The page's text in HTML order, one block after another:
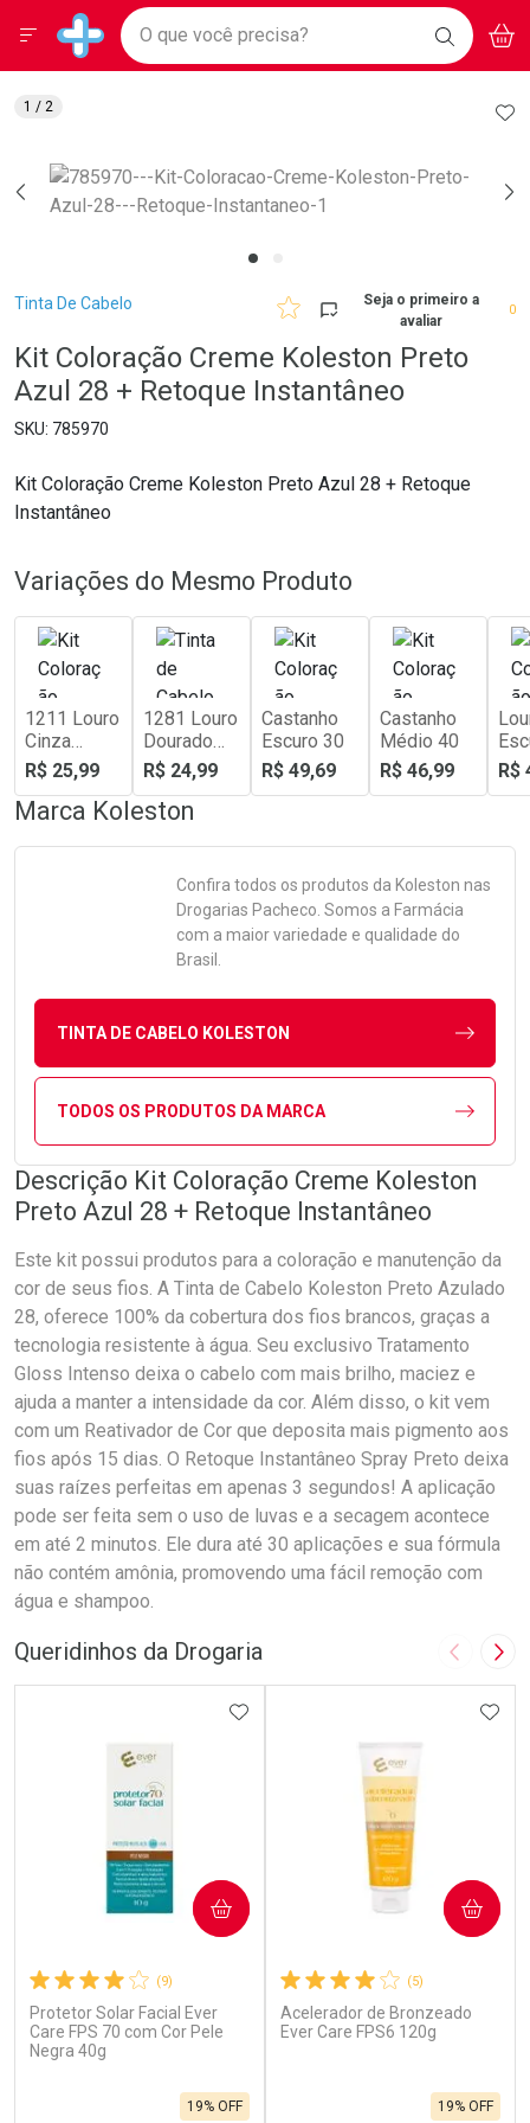
Drogarias Pacheco
Baixe nosso APP e aproveite Ofertas Exclusivas!
BAIXE
O APP
Ir direto para a home
pela página
Ir direto para o conteúdo
Ir direto para a busca
Ir direto para a conta
Ir direto para a notificações
Ir direto para o carrinho
Ir direto para o menu
Faça a sua busca
O que você precisa? BUSCAR
Menu
Breadcrumb
Tinta De Cabelo
Seja o primeiro a
avaliar
0
Kit Coloração Creme Koleston Preto
Azul 28 + Retoque Instantâneo
785970
Kit Coloração Creme Koleston Preto Azul 28 + Retoque
Instantâneo
1 / 2
Variações do Mesmo Produto
1211 Louro
Cinza
Intenso
R$ 25,99
1281 Louro
Dourado
Intenso
R$ 24,99
Castanho
Escuro 30
R$ 49,69
Castanho
Médio 40
R$ 46,99
R$
Marca Koleston
Confira todos os produtos da Koleston nas
Drogarias Pacheco. Somos a Farmácia
com a maior variedade e qualidade do
Brasil.
TINTA DE CABELO KOLESTON
TODOS OS PRODUTOS DA MARCA
Descrição Kit Coloração Creme Koleston
Preto Azul 28 + Retoque Instantâneo
Este kit possui produtos para a coloração e manutenção da
cor de seus fios. A Tinta de Cabelo Koleston Preto Azulado
28, oferece 100% da cobertura dos fios brancos, graças a
tecnologia resistente à água. Seu exclusivo Tratamento
Gloss Intenso deixa o cabelo com mais brilho, maciez e
ajuda a manter a intensidade da cor. Além disso, o kit vem
com um Reativador de Cor que deposita mais pigmento aos
fios após 15 dias. O Retoque Instantâneo Spray Preto deixa
suas raízes perfeitas em apenas 3 segundos! A aplicação
pode ser feita sem o uso de luvas e a secagem acontece
em até 2 minutos. Ele dura até 30 aplicações e sua fórmula
não contém amônia, promovendo uma fácil remoção com
água e shampoo.
Queridinhos da Drogaria Imagem
(9)
Protetor Solar Facial Ever
Care FPS 70 com Cor Pele
Negra 40g
19% OFF
ADICIONAR AOS FAVORITOS
COMPRAR
(5)
Acelerador de Bronzeado
Ever Care FPS6 120g
19% OFF
COMPRAR